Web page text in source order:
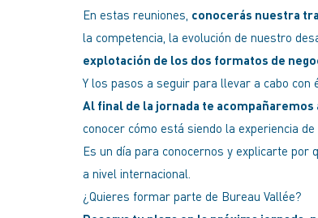
En estas reuniones, conocerás nuestra
la competencia, la evolución de nuestro
explotación de los dos formatos de
Y los pasos a seguir para llevar a cabo con
Al final de la jornada te
conocer cómo está siendo la experiencia
Es un día para conocernos y explicarte por
a nivel internacional.
¿Quieres formar parte de Bureau Vallée?